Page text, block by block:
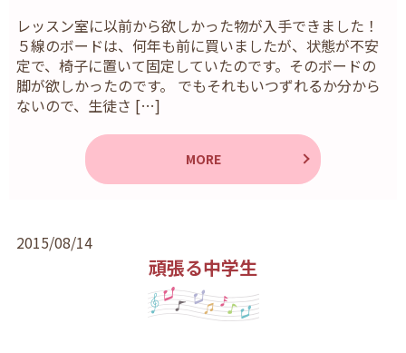
レッスン室に以前から欲しかった物が入手できました！
５線のボードは、何年も前に買いましたが、状態が不安
定で、椅子に置いて固定していたのです。そのボードの
脚が欲しかったのです。 でもそれもいつずれるか分から
ないので、生徒さ […]
MORE
2015/08/14
頑張る中学生